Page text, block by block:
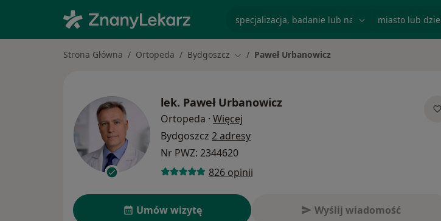
Strona Główna Ortopeda Bydgoszcz Zmień miasto
Paweł Urbanowicz
lek. Paweł Urbanowicz
Ortopeda · Więcej
Bydgoszcz 2 adresy
Nr PWZ: 2344620
826 opinii
Umów wizytę Wyślij wiadomość